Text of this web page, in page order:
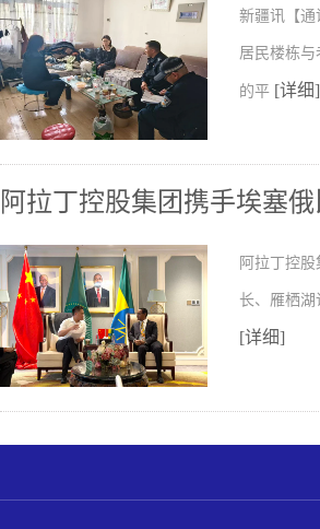
新疆讯【通
居民楼栋
的平 [详细]
阿拉丁控股集团携手埃塞
阿拉丁控
长、雁栖
[详细]